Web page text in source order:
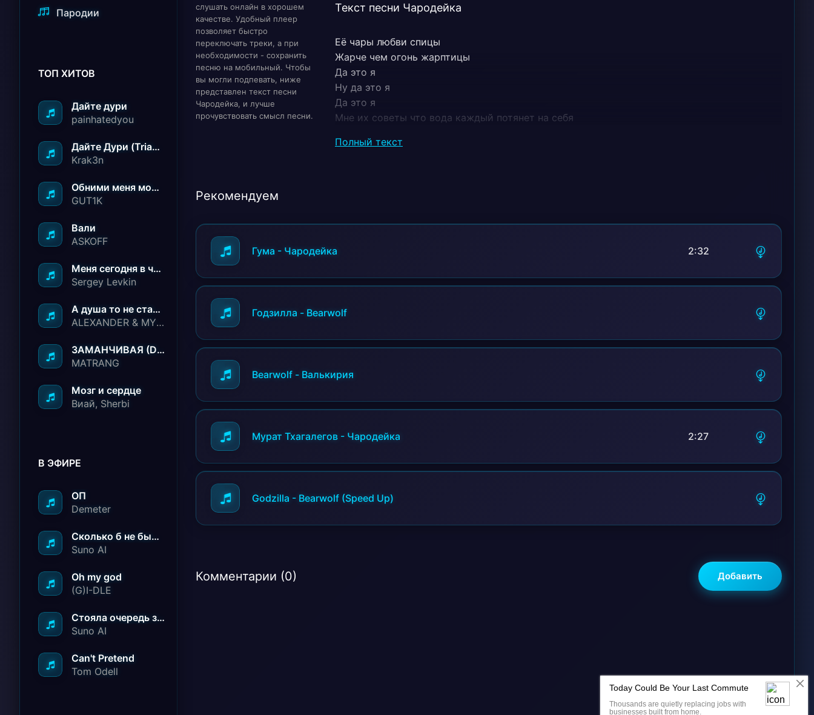
Пародии
ТОП ХИТОВ
Дайте дури
painhatedyou
Дайте Дури (Triad Remix)
Krak3n
Обними меня молча ничего не говори
GUT1K
Вали
ASKOFF
Меня сегодня в чёрный список занесли
Sergey Levkin
А душа то не стареет
ALEXANDER & MY FAMILY
ЗАМАНЧИВАЯ (Deep House Remix)
MATRANG
Мозг и сердце
Виай, Sherbi
В ЭФИРЕ
ОП
Demeter
Сколько б не было вам лет не грустите
Suno AI
Oh my god
(G)I-DLE
Стояла очередь за радостью
Suno AI
Can't Pretend
Tom Odell
слушать онлайн в хорошем
качестве. Удобный плеер
позволяет быстро
переключать треки, а при
необходимости - сохранить
песню на мобильный. Чтобы
вы могли подпевать, ниже
представлен текст песни
Чародейка, и лучше
прочувствовать смысл песни.
Текст песни Чародейка
Её чары любви спицы
Жарче чем огонь жарптицы
Да это я
Ну да это я
Да это я
Мне их советы что вода каждый потянет на себя
Все их упрёки как вода ими полна уже сполна
Ну дай же силы мне тону сама в себе
Златокрылой ох злодейки
Жарче чем огонь жарптицы
Мне ваши законы не писаны
Златокрылой ох злодейки
Полный текст
Рекомендуем
Гума - Чародейка 2:32
Годзилла - Bearwolf
Bearwolf - Валькирия
Мурат Тхагалегов - Чародейка 2:27
Godzilla - Bearwolf (Speed Up)
Комментарии (0) Добавить